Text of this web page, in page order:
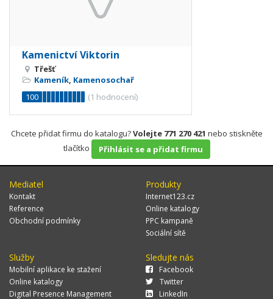
Kamenictví Viktorin
Třešť
Kameník, Kamenosochař
100
(1 hodnocení)
Chcete přidat firmu do katalogu?Volejte 771 270 421 nebo stiskněte
tlačítko
Přihlásit se a přidat firmu
Mediatel
Kontakt
Reference
Obchodní podmínky
Produkty
Internet123.cz
Online katalogy
PPC kampaně
Sociální sítě
Služby
Mobilní aplikace ke stažení
Online katalogy
Digital Presence Management
Sledujte nás
Facebook
Twitter
LinkedIn